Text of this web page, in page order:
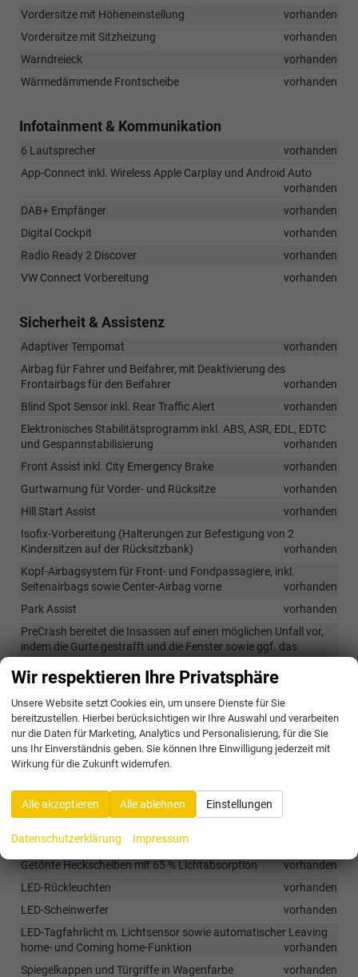
Vordersitze mit Höheneinstellung
vorhanden
Vordersitze mit Sitzheizung
vorhanden
Warndreieck
vorhanden
Wärmedämmende Frontscheibe
vorhanden
Infotainment & Kommunikation
6 Lautsprecher
vorhanden
App-Connect inkl. Wireless Apple Carplay und Android Auto
vorhanden
DAB+ Empfänger
vorhanden
Digital Cockpit
vorhanden
Radio Ready 2 Discover
vorhanden
VW Connect Vorbereitung
vorhanden
Sicherheit & Assistenz
Adaptiver Tempomat
vorhanden
Airbag für Fahrer und Beifahrer, mit Deaktivierung des
Frontairbags für den Beifahrer
vorhanden
Blind Spot Sensor inkl. Rear Traffic Alert
vorhanden
Elektronisches Stabilitätsprogramm inkl. ABS, ASR, EDL, EDTC
und Gespannstabilisierung
vorhanden
Front Assist inkl. City Emergency Brake
vorhanden
Gurtwarnung für Vorder- und Rücksitze
vorhanden
Hill Start Assist
vorhanden
Isofix-Vorbereitung (Halterungen zur Befestigung von 2
Kindersitzen auf der Rücksitzbank)
vorhanden
Kopf-Airbagsystem für Front- und Fondpassagiere, inkl.
Seitenairbags sowie Center-Airbag vorne
vorhanden
Park Assist
vorhanden
PreCrash bereitet die Insassen auf einen möglichen Unfall vor,
indem die Gurte gestrafft und die Fenster sowie ggf. das
Reifendruckkontrollsystem
Rückfahrkamera
vorhanden
Travel Assist inkl. Lane Assist
vorhanden
Verkehrszeichenerkennung
vorhanden
Zentralverriegelung ohne Safelock
Außen
Außenspiegel elektrisch einstellbar
Getönte Heckscheiben mit 65 % Lichtabsorption
vorhanden
LED-Rückleuchten
vorhanden
LED-Scheinwerfer
vorhanden
LED-Tagfahrlicht m. Lichtsensor sowie automatischer Leaving
home- und Coming home-Funktion
vorhanden
Spiegelkappen und Türgriffe in Wagenfarbe
vorhanden
Wir respektieren Ihre Privatsphäre
Unsere Website setzt Cookies ein, um unsere Dienste für Sie
bereitzustellen. Hierbei berücksichtigen wir Ihre Auswahl und verarbeiten
nur die Daten für Marketing, Analytics und Personalisierung, für die Sie
uns Ihr Einverständnis geben. Sie können Ihre Einwilligung jederzeit mit
Wirkung für die Zukunft widerrufen.
Alle akzeptieren Alle ablehnen Einstellungen
Datenschutzerklärung Impressum